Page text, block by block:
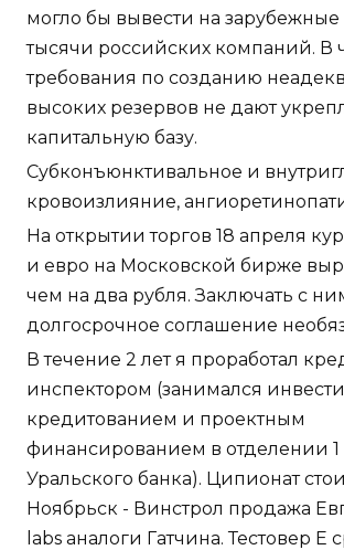
могло бы вывести на
тысячи российских компаний. В
требования по созданию
высоких резервов не дают
капитальную базу.
Субконъюнктивальное и
кровоизлияние,
На открытии торгов 18 апреля
и евро на Московской бирже
чем на два рубля. Заключать с
долгосрочное соглашение
В течение 2 лет я проработал
инспектором (занимался
кредитованием и проектным
финансированием в отделении 1
Уральского банка). Ципионат
Ноябрьск - Винстрол продажа
labs аналоги Гатчина. Тестовер Е